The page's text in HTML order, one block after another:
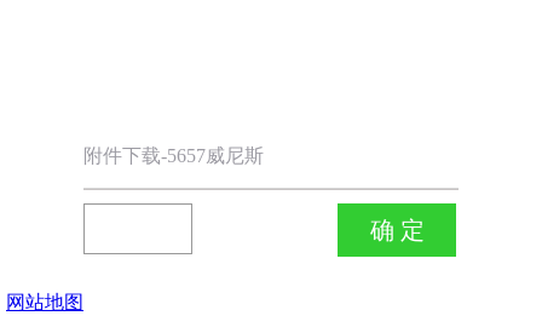
附件下载-5657威尼斯
网站地图